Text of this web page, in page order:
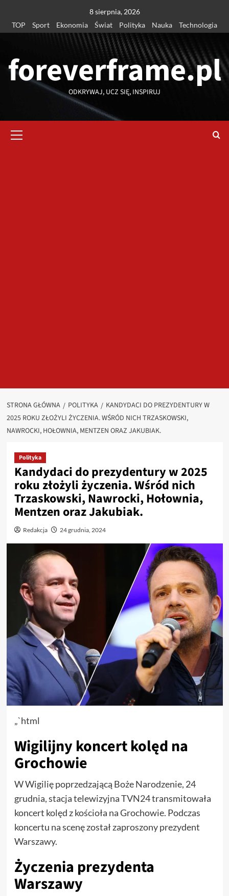
treści
8 sierpnia, 2026
TOP
Sport Ekonomia Świat Polityka Nauka Technologia
foreverframe.pl
ODKRYWAJ, UCZ SIĘ, INSPIRUJ
główne
STRONA GŁÓWNA POLITYKA
KANDYDACI DO PREZYDENTURY W
2025 ROKU ZŁOŻYLI ŻYCZENIA. WŚRÓD NICH TRZASKOWSKI,
NAWROCKI, HOŁOWNIA, MENTZEN ORAZ JAKUBIAK.
Polityka
Kandydaci do prezydentury w 2025
roku złożyli życzenia. Wśród nich
Trzaskowski, Nawrocki, Hołownia,
Mentzen oraz Jakubiak.
Redakcja 24 grudnia, 2024
„`html
Wigilijny koncert kolęd na
Grochowie
W Wigilię poprzedzającą Boże Narodzenie, 24
grudnia, stacja telewizyjna TVN24 transmitowała
koncert kolęd z kościoła na Grochowie. Podczas
koncertu na scenę został zaproszony prezydent
Warszawy.
Życzenia prezydenta
Warszawy